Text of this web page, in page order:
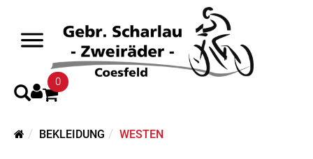
0
BEKLEIDUNG WESTEN